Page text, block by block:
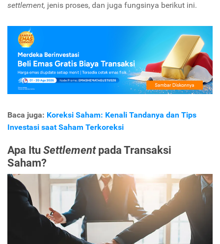
settlement, jenis proses, dan juga fungsinya berikut ini.
Baca juga: Koreksi Saham: Kenali Tandanya dan Tips
Investasi saat Saham Terkoreksi
Apa ItuSettlementpada Transaksi
Saham?